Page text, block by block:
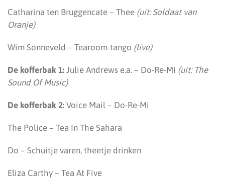
Catharina ten Bruggencate – Thee (uit: Soldaat van
Oranje)
Wim Sonneveld – Tearoom-tango (live)
De kofferbak 1: Julie Andrews e.a. – Do-Re-Mi (uit: The
Sound Of Music)
De kofferbak 2: Voice Mail – Do-Re-Mi
The Police – Tea In The Sahara
Do – Schuitje varen, theetje drinken
Eliza Carthy – Tea At Five